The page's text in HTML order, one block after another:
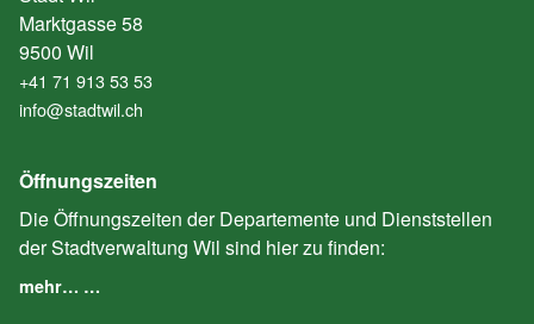
Marktgasse 58
9500 Wil
+41 71 913 53 53
info@stadtwil.ch
Öffnungszeiten
Die Öffnungszeiten der Departemente und Dienststellen
der Stadtverwaltung Wil sind hier zu finden:
mehr… …